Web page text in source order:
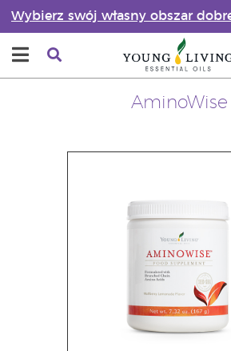
Wybierz swój własny obszar
AminoWise